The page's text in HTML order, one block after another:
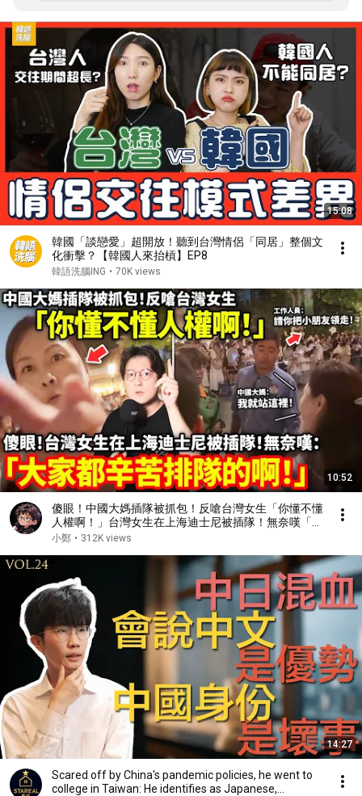
15:08
韓國「談戀愛」超開放！聽到台灣情侶「同居」整個文
化衝擊？【韓國人來抬槓】EP8
韓語洗腦ING • 70K views
10:52
傻眼！中國大媽插隊被抓包！反嗆台灣女生「你懂不懂
人權啊！」台灣女生在上海迪士尼被插隊！無奈嘆「大
家都辛苦排隊的啊！」...小鄭在日本
小鄭 • 312K views
14:27
Scared off by China's pandemic policies, he went to
college in Taiwan: He identifies as Japanese,...